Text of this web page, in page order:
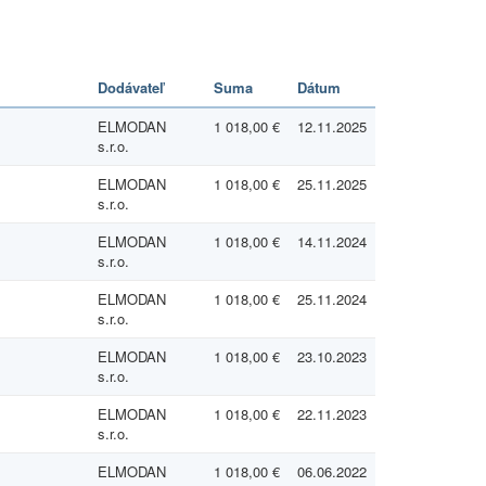
Dodávateľ Suma
Dátum
ELMODAN
s.r.o.
1 018,00 € 12.11.2025
ELMODAN
s.r.o.
1 018,00 € 25.11.2025
ELMODAN
s.r.o.
1 018,00 € 14.11.2024
ELMODAN
s.r.o.
1 018,00 € 25.11.2024
ELMODAN
s.r.o.
1 018,00 € 23.10.2023
ELMODAN
s.r.o.
1 018,00 € 22.11.2023
ELMODAN
1 018,00 € 06.06.2022